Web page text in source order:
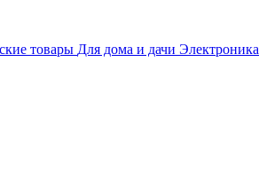
товары Для дома и дачи Электроника